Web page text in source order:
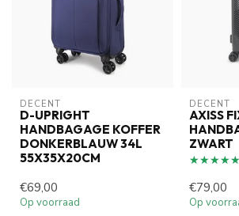
DECENT
D-UPRIGHT
HANDBAGAGE KOFFER
DONKERBLAUW 34L
55X35X20CM
€69,00
Op voorraad
DECENT
AXISS
ZWART
★★★★★
★★★★★
€79,00
Op